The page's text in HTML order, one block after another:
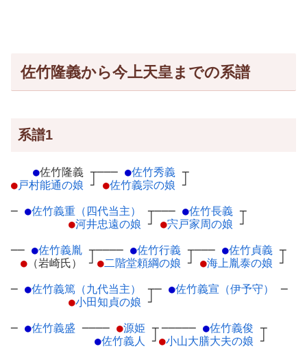
佐竹隆義から今上天皇までの系譜
系譜1
●佐竹隆義 ┬
●戸村能通の娘 ┘
─── ●佐竹秀義 ┬
●佐竹義宗の娘 ┘
─ ●佐竹義重（四代当主）
┬
●河井忠遠の娘 ┘
─── ●佐竹長義 ┬
●宍戸家周の娘 ┘
── ●佐竹義胤 ┬
● （岩崎氏） ┘
──── ●佐竹行義 ┬
●二階堂頼綱の娘 ┘
─── ●佐竹貞義 ┬
●海上胤泰の娘 ┘
─ ●佐竹義篤（九代当主）
┬
●小田知貞の娘 ┘
─ ●佐竹義宣（伊予守） ─
─ ●佐竹義盛 ──── ●源姫 ┬
●佐竹義人 ┘
───── ●佐竹義俊 ┬
●小山大膳大夫の娘 ┘